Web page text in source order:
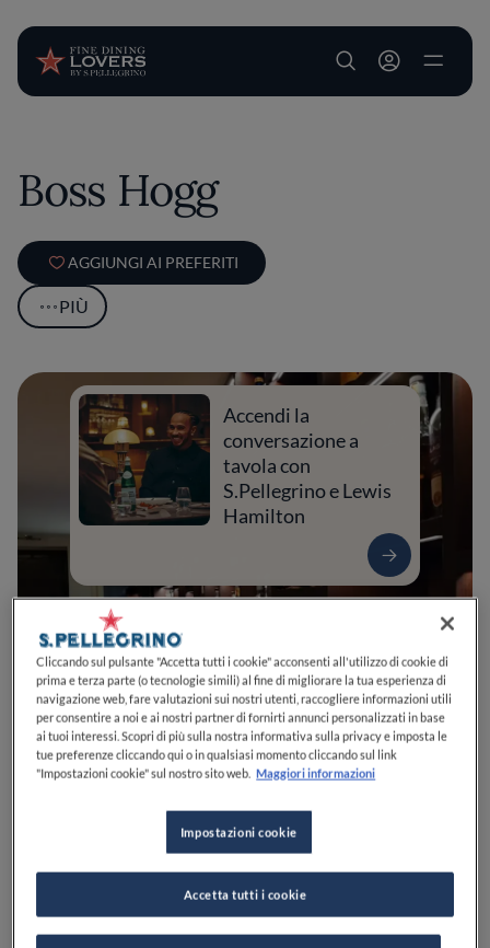
User account
Boss Hogg
AGGIUNGI AI PREFERITI
PIÙ
Accendi la
conversazione a
tavola con
S.Pellegrino e Lewis
Hamilton
Cliccando sul pulsante "Accetta tutti i cookie" acconsenti all'utilizzo di cookie di
prima e terza parte (o tecnologie simili) al fine di migliorare la tua esperienza di
navigazione web, fare valutazioni sui nostri utenti, raccogliere informazioni utili
per consentire a noi e ai nostri partner di fornirti annunci personalizzati in base
ai tuoi interessi. Scopri di più sulla nostra informativa sulla privacy e imposta le
tue preferenze cliccando qui o in qualsiasi momento cliccando sul link
"Impostazioni cookie" sul nostro sito web. Maggiori informazioni
Impostazioni cookie
Accetta tutti i cookie